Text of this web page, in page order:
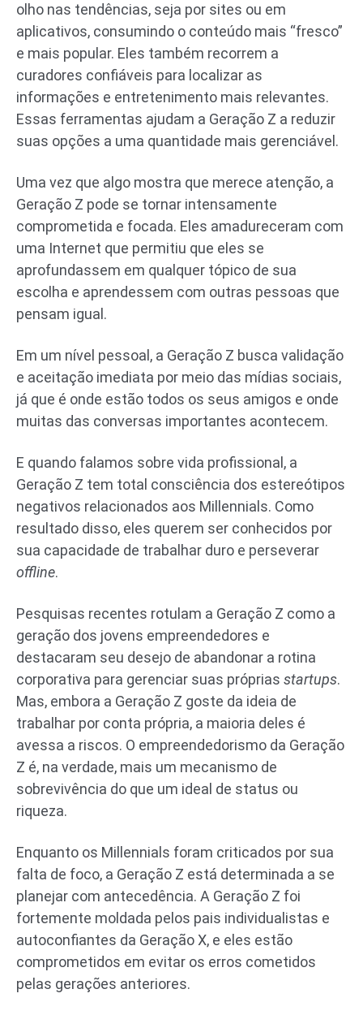
olho nas tendências, seja por sites ou em
aplicativos, consumindo o conteúdo mais “fresco”
e mais popular. Eles também recorrem a
curadores confiáveis para localizar as
informações e entretenimento mais relevantes.
Essas ferramentas ajudam a Geração Z a reduzir
suas opções a uma quantidade mais gerenciável.
Uma vez que algo mostra que merece atenção, a
Geração Z pode se tornar intensamente
comprometida e focada. Eles amadureceram com
uma Internet que permitiu que eles se
aprofundassem em qualquer tópico de sua
escolha e aprendessem com outras pessoas que
pensam igual.
Em um nível pessoal, a Geração Z busca validação
e aceitação imediata por meio das mídias sociais,
já que é onde estão todos os seus amigos e onde
muitas das conversas importantes acontecem.
E quando falamos sobre vida profissional, a
Geração Z tem total consciência dos estereótipos
negativos relacionados aos Millennials. Como
resultado disso, eles querem ser conhecidos por
sua capacidade de trabalhar duro e perseverar
offline.
Pesquisas recentes rotulam a Geração Z como a
geração dos jovens empreendedores e
destacaram seu desejo de abandonar a rotina
corporativa para gerenciar suas próprias startups.
Mas, embora a Geração Z goste da ideia de
trabalhar por conta própria, a maioria deles é
avessa a riscos. O empreendedorismo da Geração
Z é, na verdade, mais um mecanismo de
sobrevivência do que um ideal de status ou
riqueza.
Enquanto os Millennials foram criticados por sua
falta de foco, a Geração Z está determinada a se
planejar com antecedência. A Geração Z foi
fortemente moldada pelos pais individualistas e
autoconfiantes da Geração X, e eles estão
comprometidos em evitar os erros cometidos
pelas gerações anteriores.